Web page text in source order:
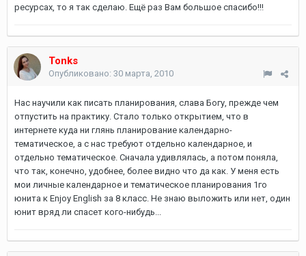
ресурсах, то я так сделаю. Ещё раз Вам большое спасибо!!!
Tonks
Опубликовано: 30 марта, 2010
Нас научили как писать планирования, слава Богу, прежде чем
отпустить на практику. Стало только открытием, что в
интернете куда ни глянь планирование календарно-
тематическое, а с нас требуют отдельно календарное, и
отдельно тематическое. Сначала удивлялась, а потом поняла,
что так, конечно, удобнее, более видно что да как. У меня есть
мои личные календарное и тематическое планирования 1го
юнита к Enjoy English за 8 класс. Не знаю выложить или нет, один
юнит вряд ли спасет кого-нибудь...